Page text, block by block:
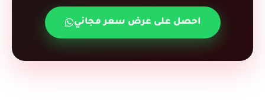
احصل على عرض سعر مجاني